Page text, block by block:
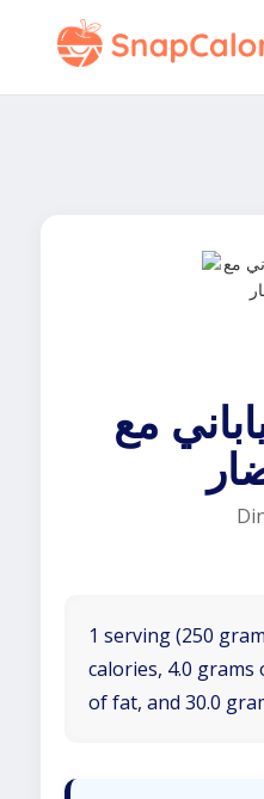
مع
1 serving (250
calories, 4.0
of fat, and 30.0